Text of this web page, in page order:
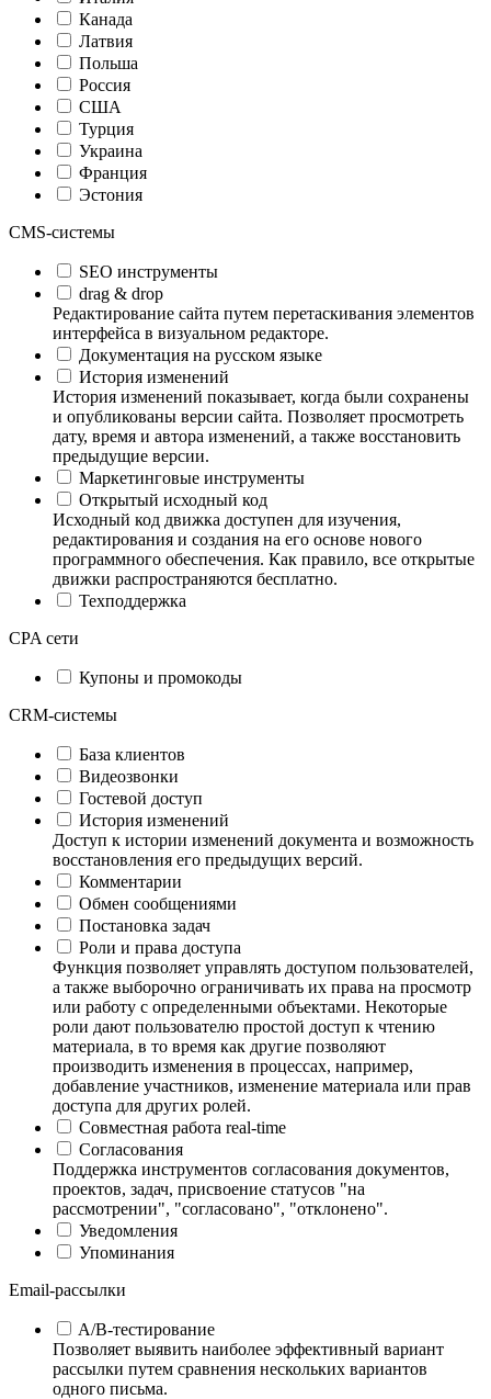
Канада
Латвия
Польша
Россия
США
Турция
Украина
Франция
Эстония
CMS-системы
SEO инструменты
drag & drop
Редактирование сайта путем перетаскивания элементов
интерфейса в визуальном редакторе.
Документация на русском языке
История изменений
История изменений показывает, когда были сохранены
и опубликованы версии сайта. Позволяет просмотреть
дату, время и автора изменений, а также восстановить
предыдущие версии.
Маркетинговые инструменты
Открытый исходный код
Исходный код движка доступен для изучения,
редактирования и создания на его основе нового
программного обеспечения. Как правило, все открытые
движки распространяются бесплатно.
Техподдержка
CPA сети
Купоны и промокоды
CRM-системы
База клиентов
Видеозвонки
Гостевой доступ
История изменений
Доступ к истории изменений документа и возможность
восстановления его предыдущих версий.
Комментарии
Обмен сообщениями
Постановка задач
Роли и права доступа
Функция позволяет управлять доступом пользователей,
а также выборочно ограничивать их права на просмотр
или работу с определенными объектами. Некоторые
роли дают пользователю простой доступ к чтению
материала, в то время как другие позволяют
производить изменения в процессах, например,
добавление участников, изменение материала или прав
доступа для других ролей.
Совместная работа real-time
Согласования
Поддержка инструментов согласования документов,
проектов, задач, присвоение статусов "на
рассмотрении", "согласовано", "отклонено".
Уведомления
Упоминания
Email-рассылки
A/B-тестирование
Позволяет выявить наиболее эффективный вариант
рассылки путем сравнения нескольких вариантов
одного письма.